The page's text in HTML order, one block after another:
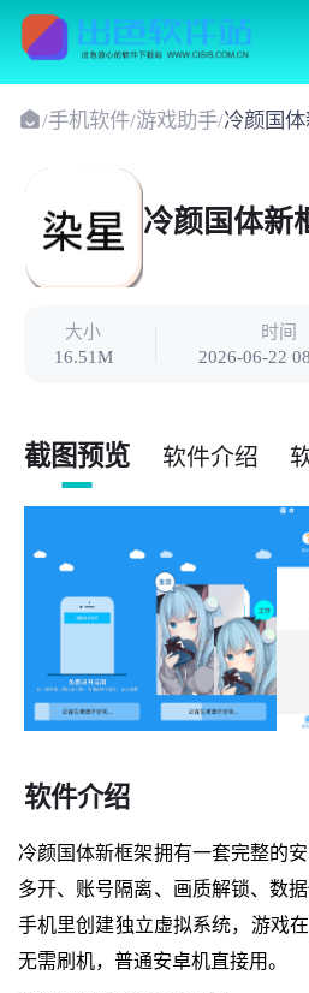
/手机软件/游戏助手/冷颜国
冷颜国体新
大小
16.51M
时间
2026-06-22
截图预览 软件介绍
软件介绍
冷颜国体新框架拥有一套完整的
多开、账号隔离、画质解锁、数
手机里创建独立虚拟系统，游戏
无需刷机，普通安卓机直接用。